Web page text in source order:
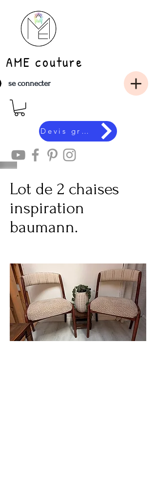
AME couture
se connecter
Devis gratuit en ligne
Lot de 2 chaises
inspiration
baumann.